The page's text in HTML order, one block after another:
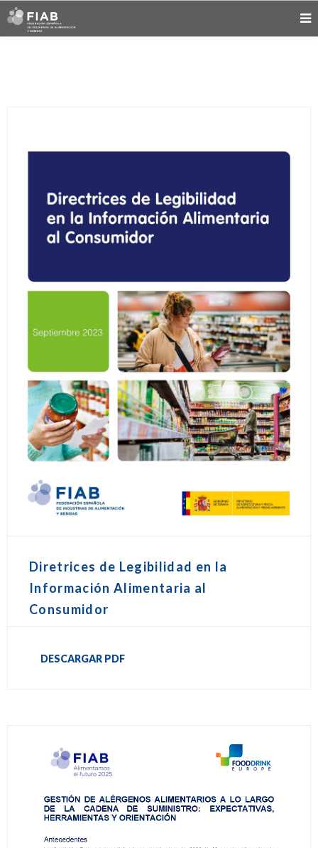
Diretrices de Legibilidad en la
Información Alimentaria al
Consumidor
DESCARGAR PDF